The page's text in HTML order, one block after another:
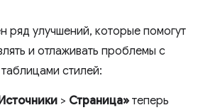
ряд улучшений, которые помогут
и отлаживать проблемы с
стилей:
> Страница» теперь